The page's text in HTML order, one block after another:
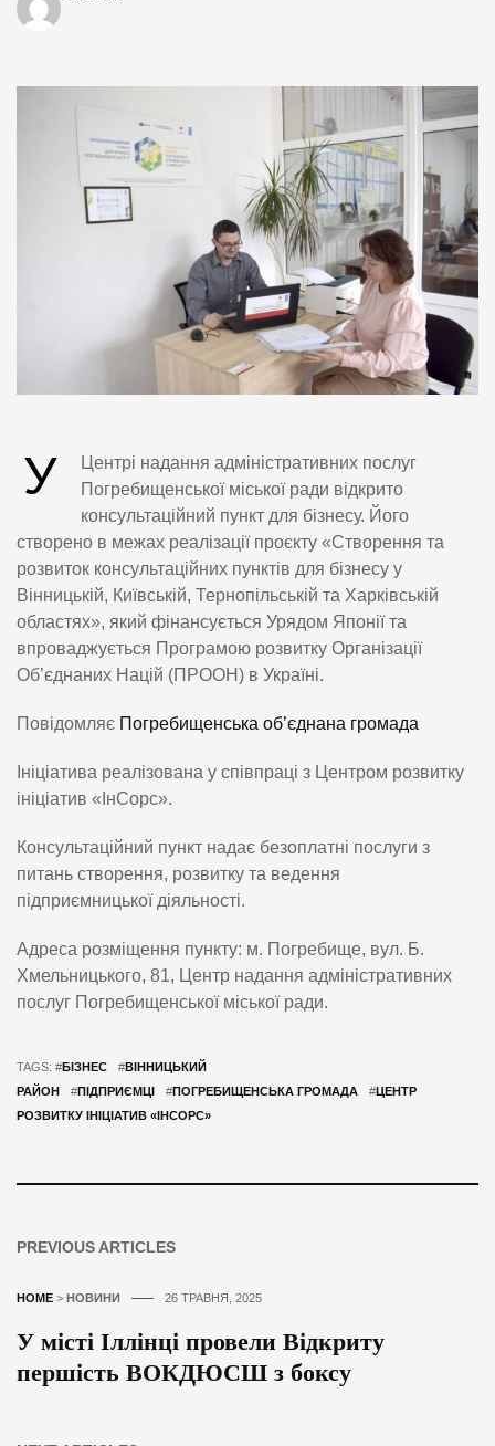
У
Центрі надання адміністративних послуг
Погребищенської міської ради відкрито
консультаційний пункт для бізнесу. Його
створено в межах реалізації проєкту «Створення та
розвиток консультаційних пунктів для бізнесу у
Вінницькій, Київській, Тернопільській та Харківській
областях», який фінансується Урядом Японії та
впроваджується Програмою розвитку Організації
Об’єднаних Націй (ПРООН) в Україні.
Повідомляє Погребищенська об’єднана громада
Ініціатива реалізована у співпраці з Центром розвитку
ініціатив «ІнСорс».
Консультаційний пункт надає безоплатні послуги з
питань створення, розвитку та ведення
підприємницької діяльності.
Адреса розміщення пункту: м. Погребище, вул. Б.
Хмельницького, 81, Центр надання адміністративних
послуг Погребищенської міської ради.
TAGS: #БІЗНЕС #ВІННИЦЬКИЙ
РАЙОН
#ПІДПРИЄМЦІ #ПОГРЕБИЩЕНСЬКА ГРОМАДА #ЦЕНТР
РОЗВИТКУ ІНІЦІАТИВ «ІНСОРС»
PREVIOUS ARTICLES
HOME > НОВИНИ 26 ТРАВНЯ, 2025
У місті Іллінці провели Відкриту
першість ВОКДЮСШ з боксу